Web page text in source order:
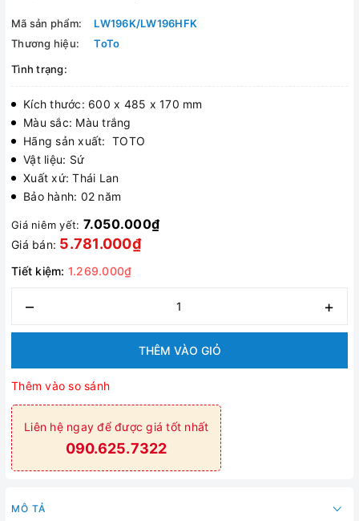
Mã sản phẩm:
LW196K/LW196HFK
Thương hiệu:
ToTo
Tình trạng:
Kích thước: 600 x 485 x 170 mm
Màu sắc: Màu trắng
Hãng sản xuất: TOTO
Vật liệu: Sứ
Xuất xứ: Thái Lan
Bảo hành: 02 năm
Giá niêm yết: 7.050.000₫
Giá bán: 5.781.000₫
Tiết kiệm: 1.269.000₫
– +
THÊM VÀO GIỎ
Thêm vào so sánh
Liên hệ ngay để được giá tốt nhất
090.625.7322
MÔ TẢ